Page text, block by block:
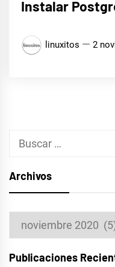
Instalar
linuxitos 2
Buscar:
Archivos
Archivos
Publicaciones